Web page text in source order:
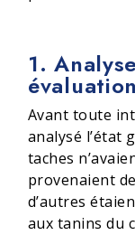
1.
Avant toute
analysé l’état
taches
provenaient
d’autres
aux tanins du